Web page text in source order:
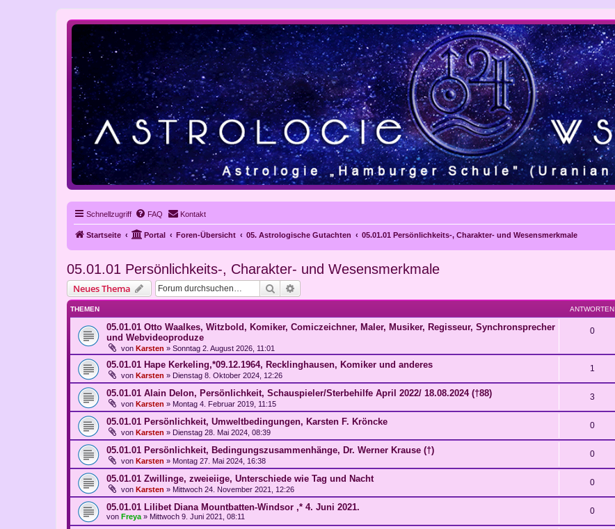
Schnellzugriff FAQ Kontakt
Startseite Portal Foren-Übersicht 05. Astrologische Gutachten 05.01.01 Persönlichkeits-, Charakter- und Wesensmerkmale
05.01.01 Persönlichkeits-, Charakter- und Wesensmerkmale
Neues Thema Suche
THEMEN ANTWORTEN
05.01.01 Otto Waalkes, Witzbold, Komiker, Comiczeichner, Maler, Musiker, Regisseur, Synchronsprecher
und Webvideoproduze
von Karsten » Sonntag 2. August 2026, 11:01
0
05.01.01 Hape Kerkeling,*09.12.1964, Recklinghausen, Komiker und anderes
von Karsten » Dienstag 8. Oktober 2024, 12:26
1
05.01.01 Alain Delon, Persönlichkeit, Schauspieler/Sterbehilfe April 2022/ 18.08.2024 (†88)
von Karsten » Montag 4. Februar 2019, 11:15
3
05.01.01 Persönlichkeit, Umweltbedingungen, Karsten F. Kröncke
von Karsten » Dienstag 28. Mai 2024, 08:39
0
05.01.01 Persönlichkeit, Bedingungszusammenhänge, Dr. Werner Krause (†)
von Karsten » Montag 27. Mai 2024, 16:38
0
05.01.01 Zwillinge, zweieiige, Unterschiede wie Tag und Nacht
von Karsten » Mittwoch 24. November 2021, 12:26
0
05.01.01 Lilibet Diana Mountbatten-Windsor ,* 4. Juni 2021.
von Freya » Mittwoch 9. Juni 2021, 08:11
0